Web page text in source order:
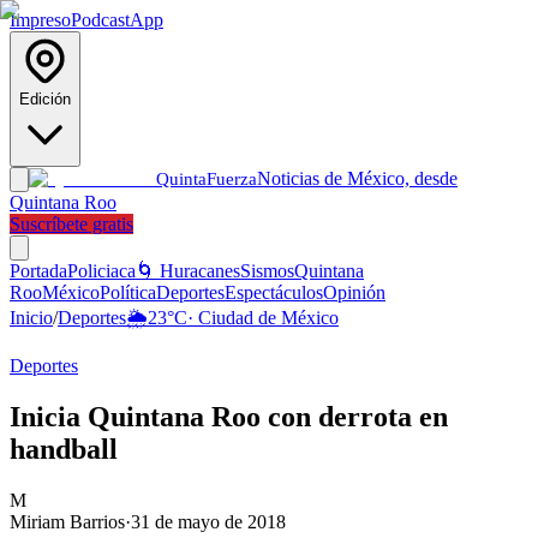
ImpresoPodcastApp
Edición
QuintaFuerzaNoticias de México, desde
Quintana Roo
Suscríbete gratis
PortadaPoliciaca 🌀 HuracanesSismosQuintana
RooMéxicoPolíticaDeportesEspectáculosOpinión
Inicio/Deportes🌦️23°C· Ciudad de México
Deportes
Inicia Quintana Roo con derrota en
handball
M
Miriam Barrios·31 de mayo de 2018